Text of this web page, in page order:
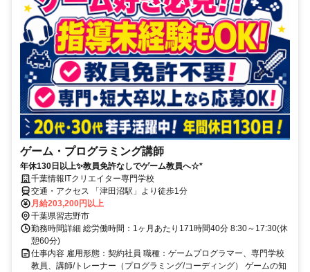
ゲーム・プログラミング講師
年休130日以上✨教員免許なしでゲーム教員へ☆*
千葉情報ITクリエイター専門学校
交通・アクセス 「津田沼駅」より徒歩1分
月給203,200円以上
千葉県習志野市
勤務時間詳細 総労働時間：1ヶ月あたり171時間40分 8:30～17:30(休
憩60分)
仕事内容 雇用形態：契約社員 職種：ゲームプログラマー、専門学校
教員、講師/トレーナー（プログラミング/コーディング） ゲームの知